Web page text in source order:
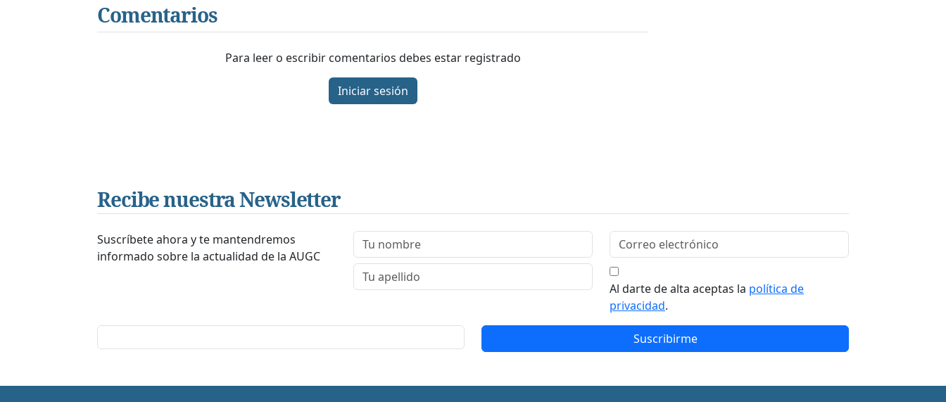
Comentarios
Para leer o escribir comentarios debes estar registrado
Iniciar sesión
Recibe nuestra Newsletter
Suscríbete ahora y te mantendremos
informado sobre la actualidad de la AUGC
Al darte de alta aceptas la política de
privacidad.
Suscribirme